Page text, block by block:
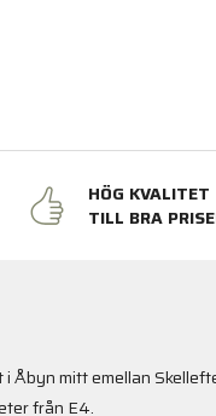
HÖG KVALITET
TILL BRA
Åbyn mitt emellan
från E4.